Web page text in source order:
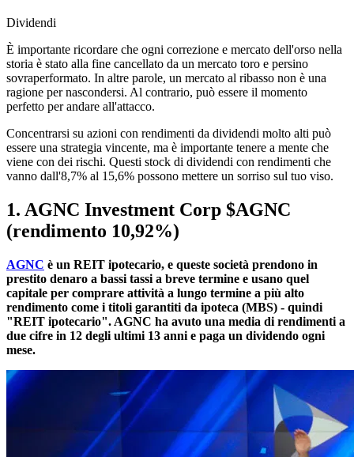
Dividendi
È importante ricordare che ogni correzione e mercato dell'orso nella
storia è stato alla fine cancellato da un mercato toro e persino
sovraperformato. In altre parole, un mercato al ribasso non è una
ragione per nascondersi. Al contrario, può essere il momento
perfetto per andare all'attacco.
Concentrarsi su azioni con rendimenti da dividendi molto alti può
essere una strategia vincente, ma è importante tenere a mente che
viene con dei rischi. Questi stock di dividendi con rendimenti che
vanno dall'8,7% al 15,6% possono mettere un sorriso sul tuo viso.
1. AGNC Investment Corp $AGNC
(rendimento 10,92%)
AGNC è un REIT ipotecario, e queste società prendono in
prestito denaro a bassi tassi a breve termine e usano quel
capitale per comprare attività a lungo termine a più alto
rendimento come i titoli garantiti da ipoteca (MBS) - quindi
"REIT ipotecario". AGNC ha avuto una media di rendimenti a
due cifre in 12 degli ultimi 13 anni e paga un dividendo ogni
mese.